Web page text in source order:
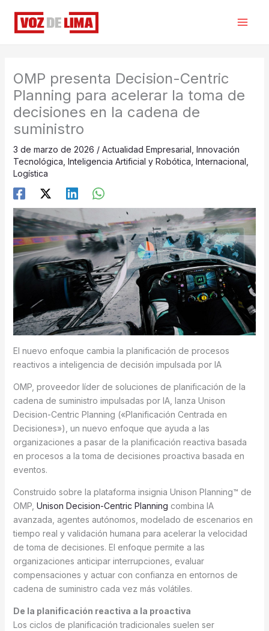
contenido
OMP presenta Decision-Centric
Planning para acelerar la toma de
decisiones en la cadena de
suministro
3 de marzo de 2026 / Actualidad Empresarial Innovación
Tecnológica Inteligencia Artificial y Robótica Internacional
Logística
El nuevo enfoque cambia la planificación de procesos
reactivos a inteligencia de decisión impulsada por IA
OMP, proveedor líder de soluciones de planificación de la
cadena de suministro impulsadas por IA, lanza Unison
Decision-Centric Planning («Planificación Centrada en
Decisiones»), un nuevo enfoque que ayuda a las
organizaciones a pasar de la planificación reactiva basada
en procesos a la toma de decisiones proactiva basada en
eventos.
Construido sobre la plataforma insignia Unison Planning™ de
OMP, Unison Decision-Centric Planning combina IA
avanzada, agentes autónomos, modelado de escenarios en
tiempo real y validación humana para acelerar la velocidad
de toma de decisiones. El enfoque permite a las
organizaciones anticipar interrupciones, evaluar
compensaciones y actuar con confianza en entornos de
cadena de suministro cada vez más volátiles.
De la planificación reactiva a la proactiva
Los ciclos de planificación tradicionales suelen ser